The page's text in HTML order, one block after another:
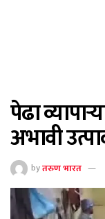
पेढा
अभावी
byतरुण भारत